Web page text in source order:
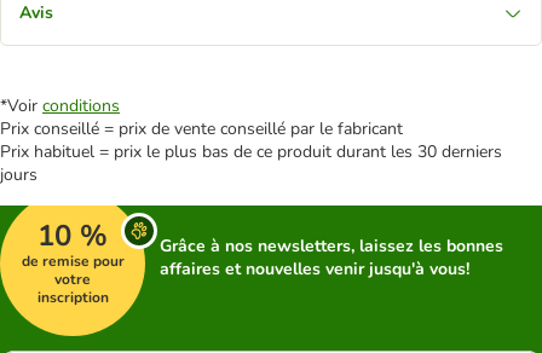
Avis
*Voir conditions
Prix conseillé = prix de vente conseillé par le fabricant
Prix habituel = prix le plus bas de ce produit durant les 30 derniers
jours
10 %
de remise pour
votre
inscription
Grâce à nos newsletters, laissez les bonnes
affaires et nouvelles venir jusqu'à vous!